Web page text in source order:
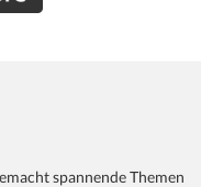
spannende Themen